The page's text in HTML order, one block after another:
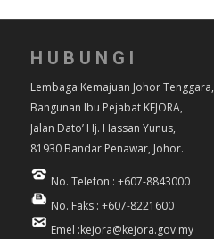
HUBUNGI
Lembaga Kemajuan Johor Tenggara,
Bangunan Ibu Pejabat KEJORA,
Jalan Dato’ Hj. Hassan Yunus,
81930 Bandar Penawar, Johor.
No. Telefon : +607-8843000
No. Faks : +607-8221600
Emel :kejora@kejora.gov.my